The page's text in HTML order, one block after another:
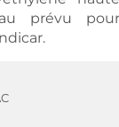
prévu